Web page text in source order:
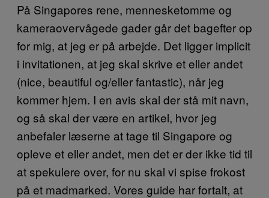
På Singapores rene, mennesketomme og
kameraovervågede gader går det bagefter op
for mig, at jeg er på arbejde. Det ligger implicit
i invitationen, at jeg skal skrive et eller andet
(nice, beautiful og/eller fantastic), når jeg
kommer hjem. I en avis skal der stå mit navn,
og så skal der være en artikel, hvor jeg
anbefaler læserne at tage til Singapore og
opleve et eller andet, men det er der ikke tid til
at spekulere over, for nu skal vi spise frokost
på et madmarked. Vores guide har fortalt, at